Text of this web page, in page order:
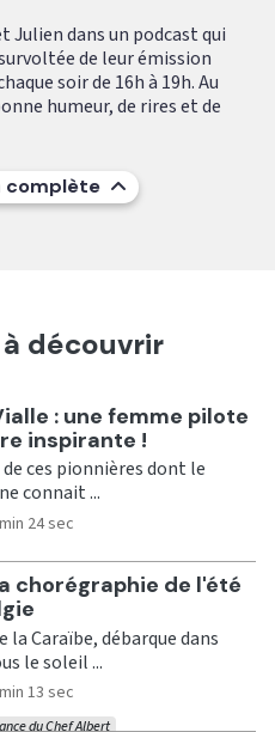
Julien dans un podcast qui
de leur émission
soir de 16h à 19h. Au
humeur, de rires et de
complète
découvrir
: une femme pilote
inspirante !
ces pionnières dont le
connait ...
24 sec
chorégraphie de l'été
la Caraïbe, débarque dans
le soleil ...
13 sec
du Chef Albert